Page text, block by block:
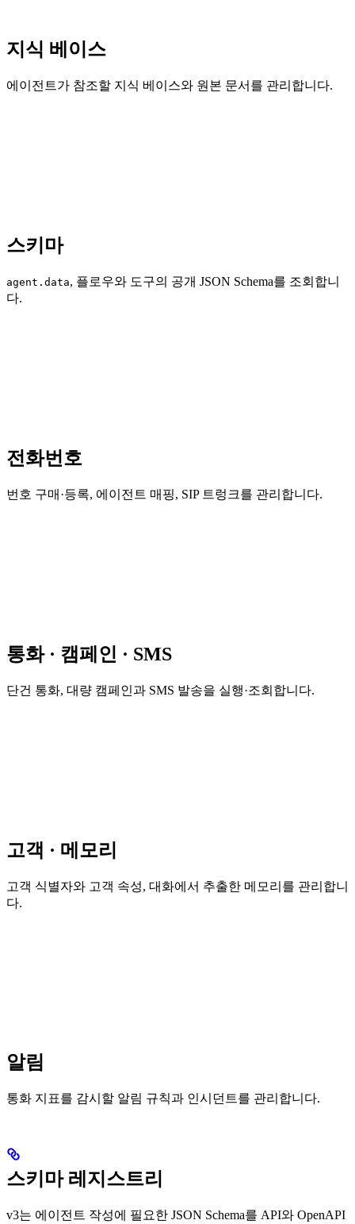
지식 베이스
에이전트가 참조할 지식 베이스와 원본 문서를 관리합니다.
스키마
agent.data, 플로우와 도구의 공개 JSON Schema를 조회합니
다.
전화번호
번호 구매·등록, 에이전트 매핑, SIP 트렁크를 관리합니다.
통화 · 캠페인 · SMS
단건 통화, 대량 캠페인과 SMS 발송을 실행·조회합니다.
고객 · 메모리
고객 식별자와 고객 속성, 대화에서 추출한 메모리를 관리합니
다.
알림
통화 지표를 감시할 알림 규칙과 인시던트를 관리합니다.
스키마 레지스트리
v3는 에이전트 작성에 필요한 JSON Schema를 API와 OpenAPI